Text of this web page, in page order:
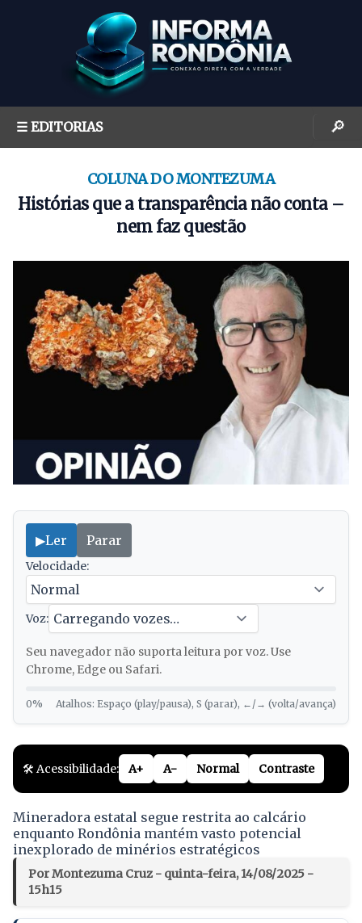
☰ EDITORIAS 🔎
COLUNA DO MONTEZUMA
Histórias que a transparência não conta –
nem faz questão
▶Ler Parar
Velocidade:
Voz:
Seu navegador não suporta leitura por voz. Use
Chrome, Edge ou Safari.
0% Atalhos: Espaço (play/pausa), S (parar), ←/→ (volta/avança)
🛠️ Acessibilidade: A+ A- Normal Contraste
Mineradora estatal segue restrita ao calcário
enquanto Rondônia mantém vasto potencial
inexplorado de minérios estratégicos
Por Montezuma Cruz - quinta-feira, 14/08/2025 -
15h15